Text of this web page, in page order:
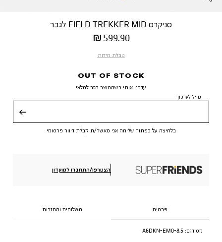
סניקרס FIELD TREKKER MID לגבר
מחיר
מוצר
599.90 ₪
טבלת מידות
OUT OF STOCK
עדכנו אותי כשהמוצר חזר למלאי
מייל לעדכון
בלחיצה על כפתור שליחה אני מאשר/ת קבלת דיוור פרסומי
הצטרפו/התחברו למועדון
פרטים משלוחים והחזרות
מס דגם: A6DKN-EM0-8.5